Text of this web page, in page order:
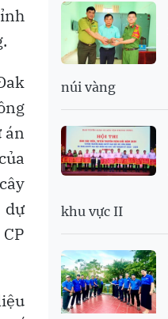
án
dự
núi vàng
khu vực II